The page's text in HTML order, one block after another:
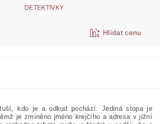
DETEKTIVKY
Hlídat cenu
kdo je a odkud pochází. Jediná stopa je
je zmíněno jméno krejčího a adresa v jižní